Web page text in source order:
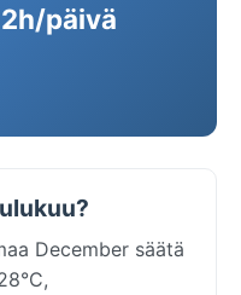
päivä
December säätä